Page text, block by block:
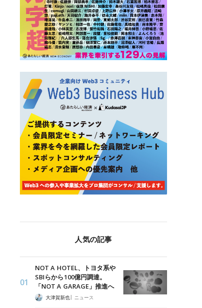
人気の記事
NOT A HOTEL、トヨタ系や
SBIらから100億円調達。
「NOT A GARAGE」推進へ
大津賀新也| ニュース